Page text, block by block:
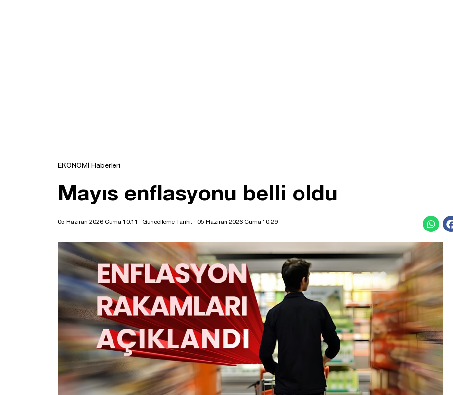
EKONOMİ Haberleri
Mayıs enflasyonu belli oldu
05 Haziran 2026 Cuma 10:11 - Güncelleme Tarihi: 05 Haziran 2026 Cuma 10:29